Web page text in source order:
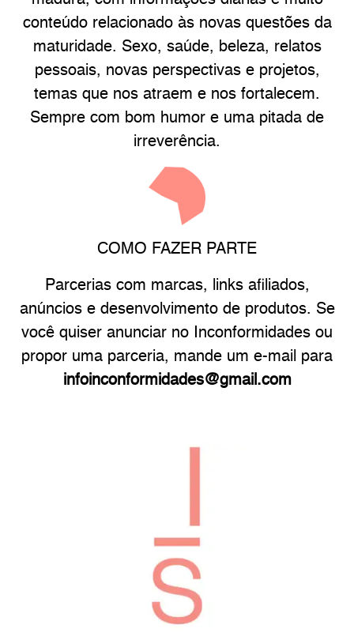
conteúdo relacionado às novas questões da
maturidade. Sexo, saúde, beleza, relatos
pessoais, novas perspectivas e projetos,
temas que nos atraem e nos fortalecem.
Sempre com bom humor e uma pitada de
irreverência.
COMO FAZER PARTE
Parcerias com marcas, links afiliados,
anúncios e desenvolvimento de produtos. Se
você quiser anunciar no Inconformidades ou
propor uma parceria, mande um e-mail para
infoinconformidades@gmail.com